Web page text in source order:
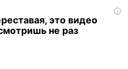
i
это видео
не раз